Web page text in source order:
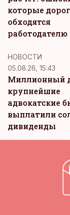
которые
обходятся
работодателю
НОВОСТИ
05.08.26, 15:43
Миллионный
крупнейшие
адвокатские
выплатили
дивиденды